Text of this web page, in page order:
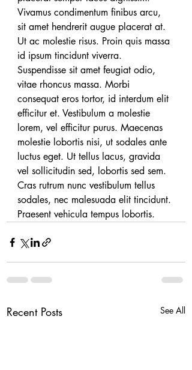
Vivamus condimentum finibus arcu,
sit amet hendrerit augue placerat at.
Ut ac molestie risus. Proin quis massa
id ipsum tincidunt viverra.
Suspendisse sit amet feugiat odio,
vitae rhoncus massa. Morbi
consequat eros tortor, id interdum elit
efficitur et. Vestibulum a molestie
lorem, vel efficitur purus. Maecenas
molestie lobortis nisi, ut sodales ante
luctus eget. Ut tellus lacus, gravida
vel sollicitudin sed, lobortis sed sem.
Cras rutrum nunc vestibulum tellus
sodales, nec malesuada elit tincidunt.
Praesent vehicula tempus lobortis.
Recent Posts See All